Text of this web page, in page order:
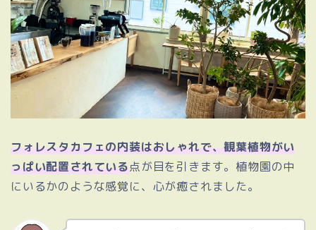
フォレスタカフェの内装はおしゃれで、観葉植物がい
っぱい配置されている点が目を引きます。植物園の中
にいるかのような感覚に、心が癒されました。